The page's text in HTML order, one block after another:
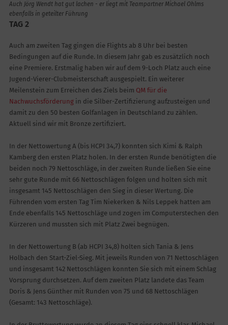
Auch Jörg Wendt hat gut lachen - er liegt mit Teampartner Michael Ohlms
ebenfalls in geteilter Führung
TAG 2
Auch am zweiten Tag gingen die Flights ab 8 Uhr bei besten
Bedingungen auf die Runde. In diesem Jahr gab es zusätzlich noch
eine Premiere. Erstmalig haben wir auf dem 9-Loch Platz auch eine
Jugend-Vierer-Clubmeisterschaft ausgespielt. Ein weiterer
Meilenstein zum Erreichen des Ziels beim QM für die
Nachwuchsförderungin die Silber-Zertifizierung aufzusteigen und
damit zu den 50 besten Golfanlagen in Deutschland zu zählen.
Aktuell sind wir mit Bronze zertifiziert.
In der Nettowertung A (bis HCPI 34,7) konnten sich Kimi & Ralph
Kamberg den ersten Platz holen. In der ersten Runde benötigten die
beiden noch 79 Nettoschläge, in der zweiten Runde ließen Sie eine
sehr gute Runde mit 66 Nettoschlägen folgen und holten sich mit
insgesamt 145 Nettoschlägen den Sieg in dieser Wertung. Die
Führenden vom ersten Tag Tim Niekerken & Nils Leppek hatten am
Ende ebenfalls 145 Nettoschläge und zogen im Computerstechen den
Kürzeren und mussten sich mit Platz Zwei begnügen.
In der Nettowertung B (ab HCPI 34,8) holten sich Tania & Jens
Holbach den Start-Ziel-Sieg. Mit jeweils Runden von 71 Nettoschlägen
und insgesamt 142 Nettoschlägen konnten Sie sich mit einem Schlag
Vorsprung durchsetzen. Auf dem zweiten Platz landete das Team
Doris & Jens Günther mit Runden von 75 und 68 Nettoschlägen
(Gesamt: 143 Nettoschläge).